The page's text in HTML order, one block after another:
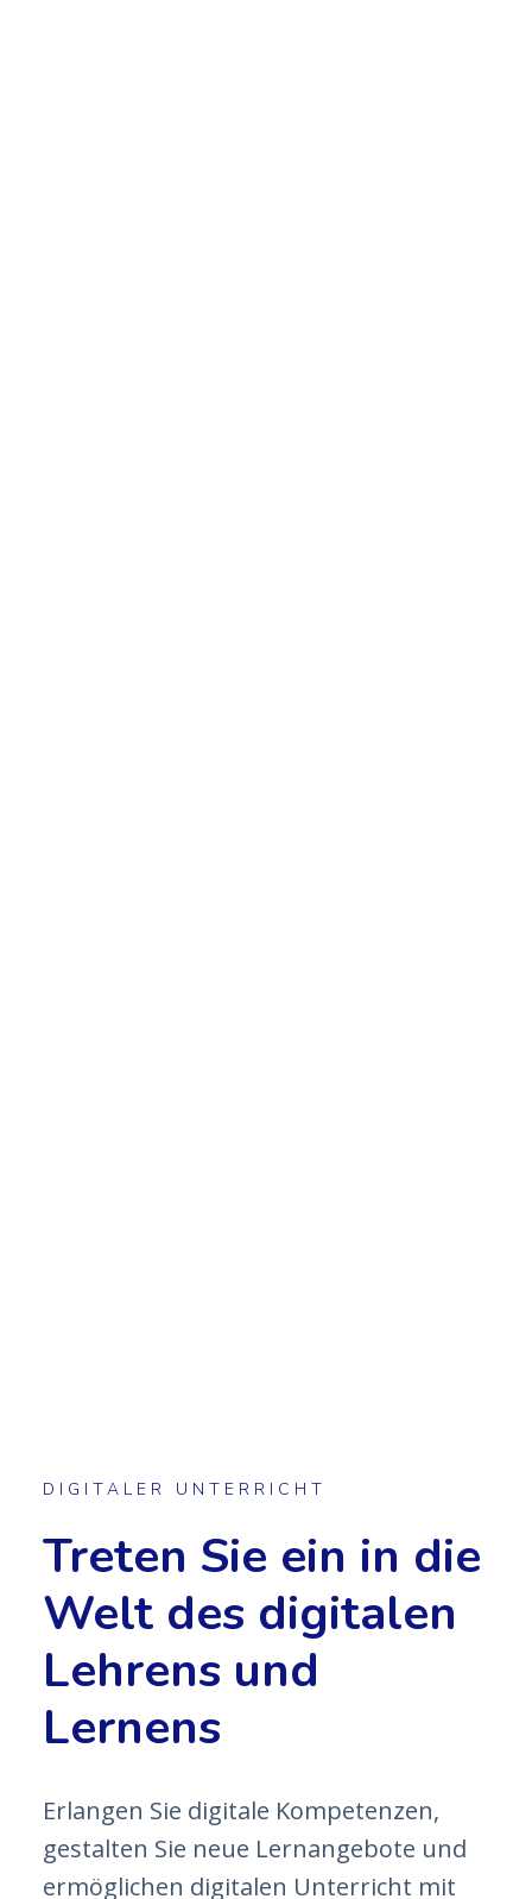
DIGITALER UNTERRICHT
Treten Sie ein in die
Welt des digitalen
Lehrens und
Lernens
Erlangen Sie digitale Kompetenzen,
gestalten Sie neue Lernangebote und
ermöglichen digitalen Unterricht mit